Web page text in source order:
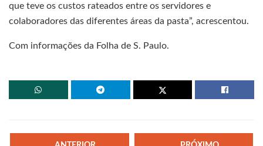
que teve os custos rateados entre os servidores e
colaboradores das diferentes áreas da pasta”, acrescentou.
Com informações da Folha de S. Paulo.